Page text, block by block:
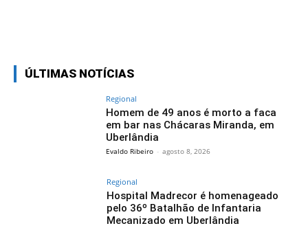
ÚLTIMAS NOTÍCIAS
Regional
Homem de 49 anos é morto a faca
em bar nas Chácaras Miranda, em
Uberlândia
Evaldo Ribeiro - agosto 8, 2026
Regional
Hospital Madrecor é homenageado
pelo 36º Batalhão de Infantaria
Mecanizado em Uberlândia